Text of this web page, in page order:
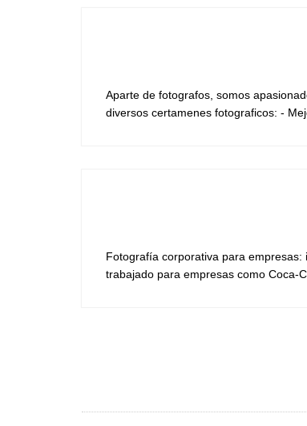
Aparte de fotografos, somos
diversos certamenes fotograficos: -
Fotografía corporativa para
trabajado para empresas como Coca-